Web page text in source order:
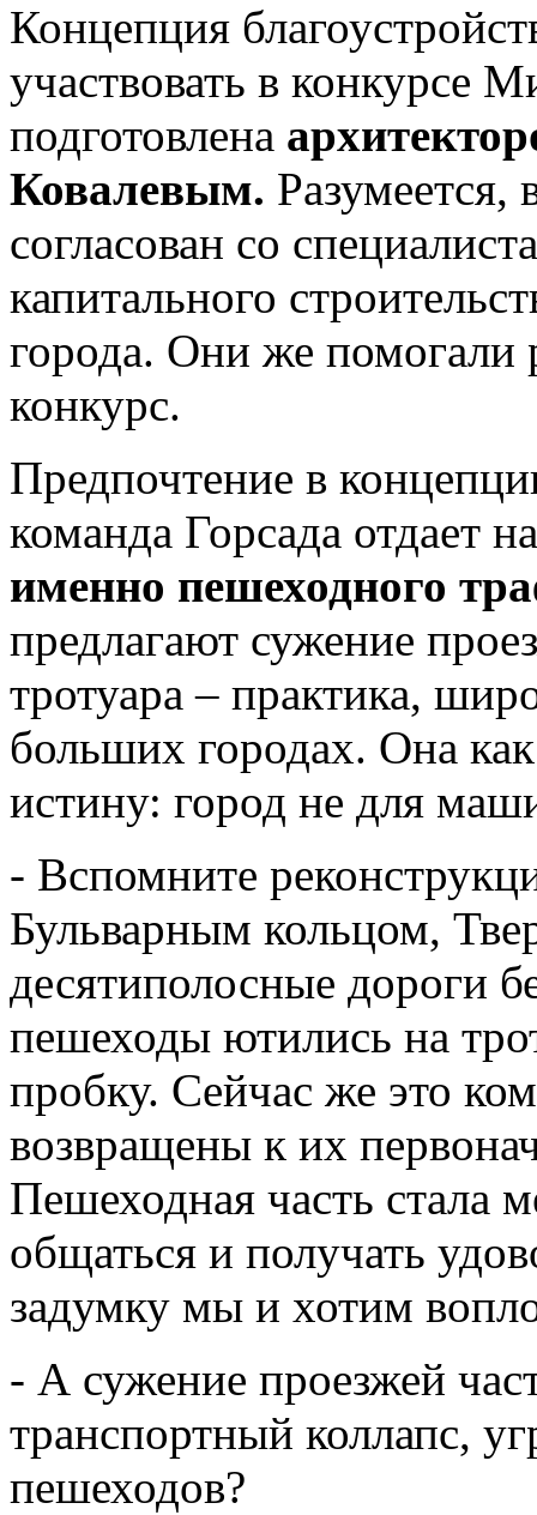
Концепция
участвовать в конкурсе
подготовлена
Ковалевым. Разумеется,
согласован со
капитального
города. Они же помогали
конкурс.
Предпочтение в
команда Горсада отдает
именно пешеходного
предлагают сужение
тротуара – практика,
больших городах. Она
истину: город не для
- Вспомните
Бульварным кольцом,
десятиполосные дороги
пешеходы ютились на
пробку. Сейчас же это
возвращены к их
Пешеходная часть стала
общаться и получать
задумку мы и хотим
- А сужение проезжей
транспортный коллапс,
пешеходов?